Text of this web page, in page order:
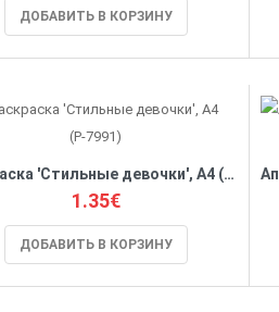
ДОБАВИТЬ В КОРЗИНУ
Раскраска 'Стильные девочки', А4 (Р-7991)
1.35€
ДОБАВИТЬ В КОРЗИНУ